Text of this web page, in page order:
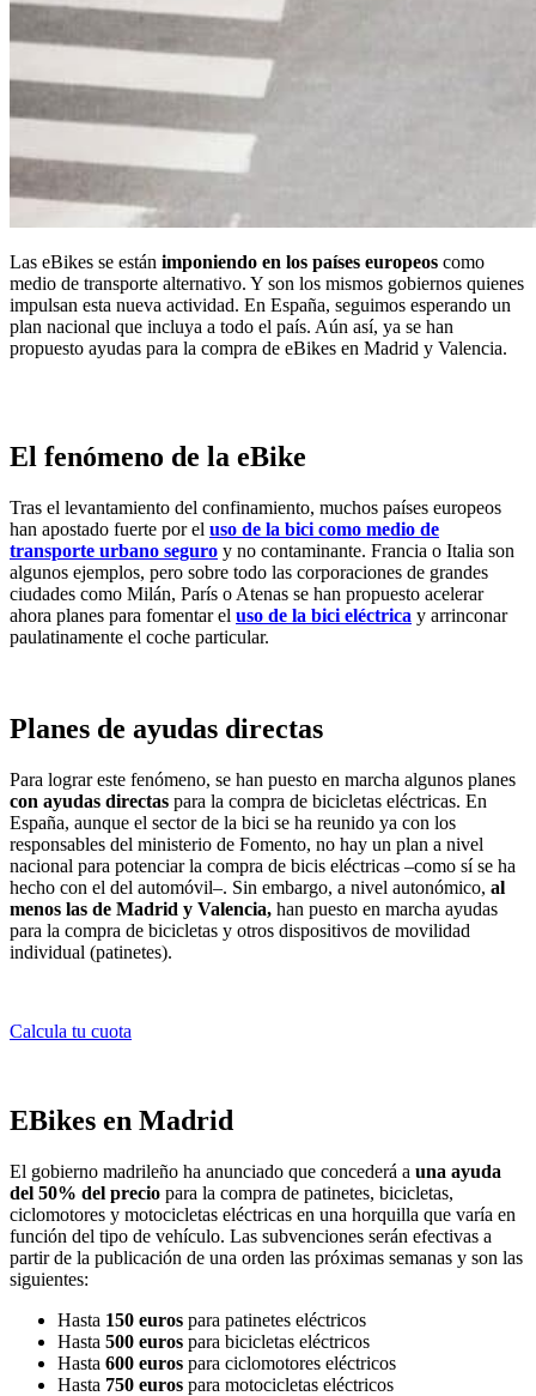
Las eBikes se están imponiendo en los países europeos como
medio de transporte alternativo. Y son los mismos gobiernos quienes
impulsan esta nueva actividad. En España, seguimos esperando un
plan nacional que incluya a todo el país. Aún así, ya se han
propuesto ayudas para la compra de eBikes en Madrid y Valencia.
El fenómeno de la eBike
Tras el levantamiento del confinamiento, muchos países europeos
han apostado fuerte por el uso de la bici como medio de
transporte urbano seguro y no contaminante. Francia o Italia son
algunos ejemplos, pero sobre todo las corporaciones de grandes
ciudades como Milán, París o Atenas se han propuesto acelerar
ahora planes para fomentar el uso de la bici eléctrica y arrinconar
paulatinamente el coche particular.
Planes de ayudas directas
Para lograr este fenómeno, se han puesto en marcha algunos planes
con ayudas directas para la compra de bicicletas eléctricas. En
España, aunque el sector de la bici se ha reunido ya con los
responsables del ministerio de Fomento, no hay un plan a nivel
nacional para potenciar la compra de bicis eléctricas –como sí se ha
hecho con el del automóvil–. Sin embargo, a nivel autonómico, al
menos las de Madrid y Valencia, han puesto en marcha ayudas
para la compra de bicicletas y otros dispositivos de movilidad
individual (patinetes).
Calcula tu cuota
EBikes en Madrid
El gobierno madrileño ha anunciado que concederá a una ayuda
del 50% del precio para la compra de patinetes, bicicletas,
ciclomotores y motocicletas eléctricas en una horquilla que varía en
función del tipo de vehículo. Las subvenciones serán efectivas a
partir de la publicación de una orden las próximas semanas y son las
siguientes:
Hasta 150 euros para patinetes eléctricos
Hasta 500 euros para bicicletas eléctricos
Hasta 600 euros para ciclomotores eléctricos
Hasta 750 euros para motocicletas eléctricos